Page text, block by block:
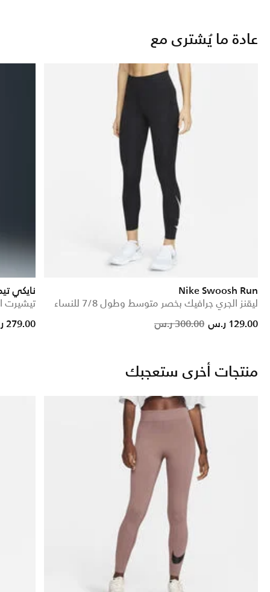
عادة ما يُشترى مع
Nike Swoosh Run
ليقنز الجري جرافيك بخصر متوسط وطول 7/8 للنساء
Price reduced from
300.00 ر.س to 129.00 ر.س
نايكي
تيشيرت
279.00 ر.س
منتجات أخرى ستعجبك